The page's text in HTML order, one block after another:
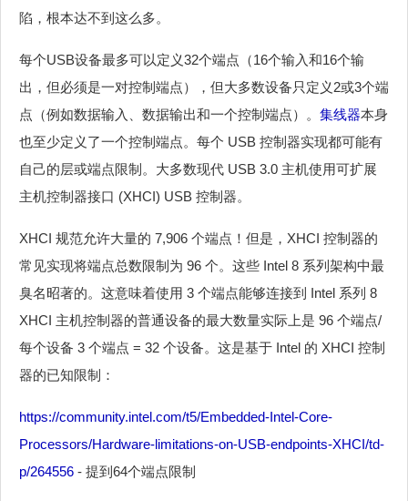
陷，根本达不到这么多。
每个USB设备最多可以定义32个端点（16个输入和16个输
出，但必须是一对控制端点），但大多数设备只定义2或3个端
点（例如数据输入、数据输出和一个控制端点）。 集线器本身
也至少定义了一个控制端点。每个 USB 控制器实现都可能有
自己的层或端点限制。大多数现代 USB 3.0 主机使用可扩展
主机控制器接口 (XHCI) USB 控制器。
XHCI 规范允许大量的 7,906 个端点！但是，XHCI 控制器的
常见实现将端点总数限制为 96 个。这些 Intel 8 系列架构中最
臭名昭著的。这意味着使用 3 个端点能够连接到 Intel 系列 8
XHCI 主机控制器的普通设备的最大数量实际上是 96 个端点/
每个设备 3 个端点 = 32 个设备。这是基于 Intel 的 XHCI 控制
器的已知限制：
https://community.intel.com/t5/Embedded-Intel-Core-
Processors/Hardware-limitations-on-USB-endpoints-XHCI/td-
p/264556 - 提到64个端点限制